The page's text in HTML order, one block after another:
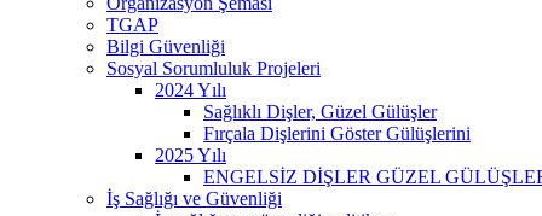
TGAP
Bilgi Güvenliği
Sosyal Sorumluluk Projeleri
2024 Yılı
Sağlıklı Dişler, Güzel Gülüşler
Fırçala Dişlerini Göster Gülüşlerini
2025 Yılı
ENGELSİZ DİŞLER GÜZEL
İş Sağlığı ve Güvenliği